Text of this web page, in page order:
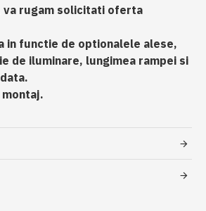
va rugam solicitati oferta
in functie de optionalele alese,
de iluminare, lungimea rampei si